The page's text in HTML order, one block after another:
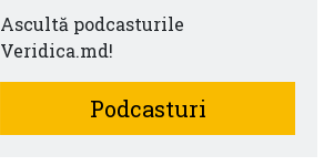
Ascultă podcasturile
Veridica.md!
Podcasturi